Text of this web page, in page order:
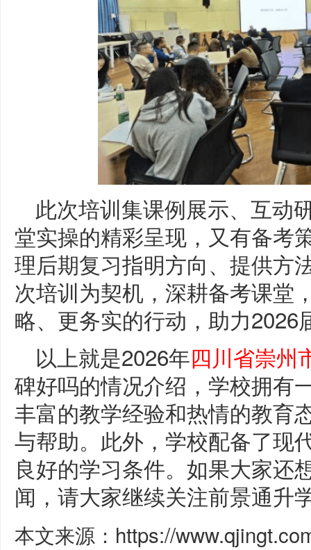
此次培训集课例展示、互动
堂实操的精彩呈现，又有备考
理后期复习指明方向、提供方
次培训为契机，深耕备考课堂
略、更务实的行动，助力
以上就是2026年四川省崇州
碑好吗的情况介绍，学校拥有
丰富的教学经验和热情的教育
与帮助。此外，学校配备了现
良好的学习条件。如果大家还
闻，请大家继续关注前景通升
本文来源：https://